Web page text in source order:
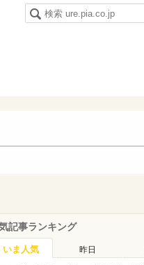
記事ランキング
いま人気 昨日